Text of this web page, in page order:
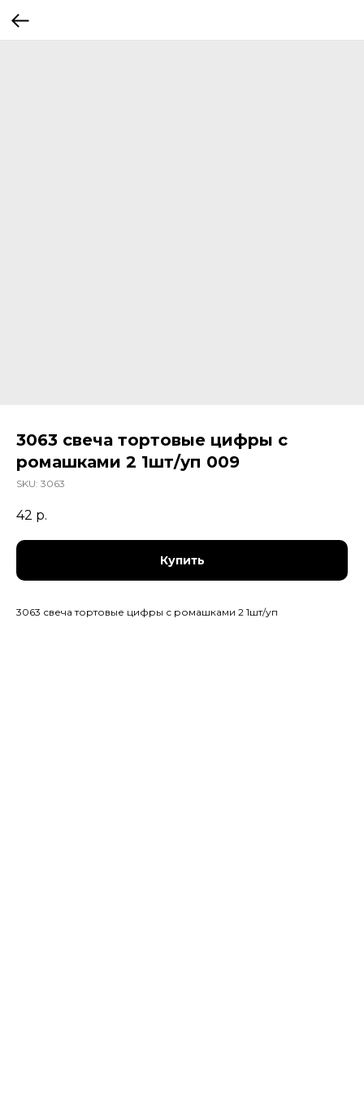
3063 свеча тортовые цифры с
ромашками 2 1шт/уп 009
SKU: 3063
42 р.
Купить
3063 свеча тортовые цифры с ромашками 2 1шт/уп